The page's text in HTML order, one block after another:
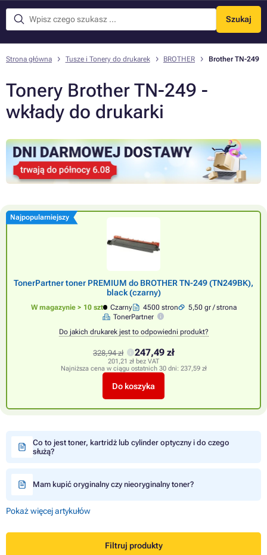
Szukaj
Menu
Strona główna Tusze i Tonery do drukarek BROTHER Brother TN-249
Tonery Brother TN-249 -
wkłady do drukarki
Najpopularniejszy
TonerPartner toner PREMIUM do BROTHER TN-249 (TN249BK),
black (czarny)
W magazynie > 10 szt Czarny 4500 stron
5,50 gr / strona
TonerPartner
Do jakich drukarek jest to odpowiedni produkt?
328,94 zł 247,49 zł
201,21 zł bez VAT
Najniższa cena w ciągu ostatnich 30 dni: 237,59 zł
Do koszyka
Co to jest toner, kartridż lub cylinder optyczny i do czego
służą?
Mam kupić oryginalny czy nieoryginalny toner?
Pokaż więcej artykułów
Filtruj produkty